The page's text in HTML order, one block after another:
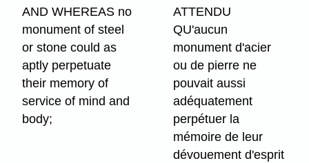
AND WHEREAS no
monument of steel
or stone could as
aptly perpetuate
their memory of
service of mind and
body;
ATTENDU
QU'aucun
monument d'acier
ou de pierre ne
pouvait aussi
adéquatement
perpétuer la
mémoire de leur
dévouement d'esprit